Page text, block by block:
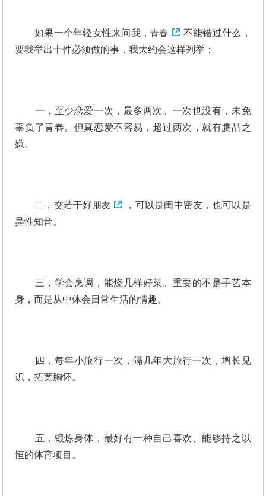
如果一个年轻女性来问我，青春
不能错过什么，
要我举出十件必须做的事，我大约会这样列举：
一，至少恋爱一次，最多两次。一次也没有，未免
辜负了青春。但真恋爱不容易，超过两次，就有赝品之
嫌。
二，交若干好朋友
，可以是闺中密友，也可以是
异性知音。
三，学会烹调，能烧几样好菜。重要的不是手艺本
身，而是从中体会日常生活的情趣。
四，每年小旅行一次，隔几年大旅行一次，增长见
识，拓宽胸怀。
五，锻炼身体，最好有一种自己喜欢、能够持之以
恒的体育项目。